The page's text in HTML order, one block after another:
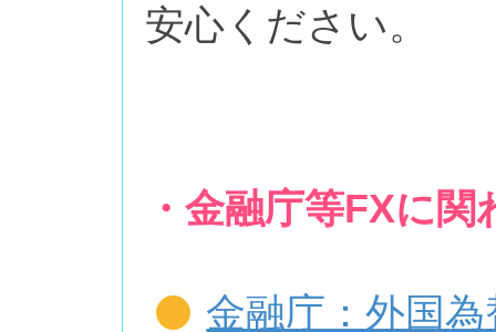
安心ください。
・金融庁等FXに
金融庁：外国